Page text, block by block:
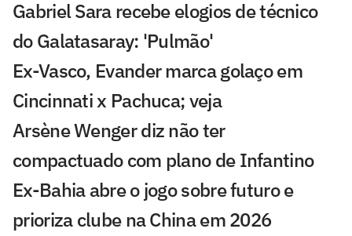
Gabriel Sara recebe elogios de técnico
do Galatasaray: 'Pulmão'
Ex-Vasco, Evander marca golaço em
Cincinnati x Pachuca; veja
Arsène Wenger diz não ter
compactuado com plano de Infantino
Ex-Bahia abre o jogo sobre futuro e
prioriza clube na China em 2026